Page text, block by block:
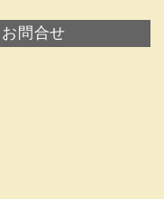
問合せ